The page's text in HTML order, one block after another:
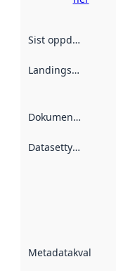
Sist oppdatert
Landingsside
Dokumentasjon
Datasettype
Metadatakvalitet